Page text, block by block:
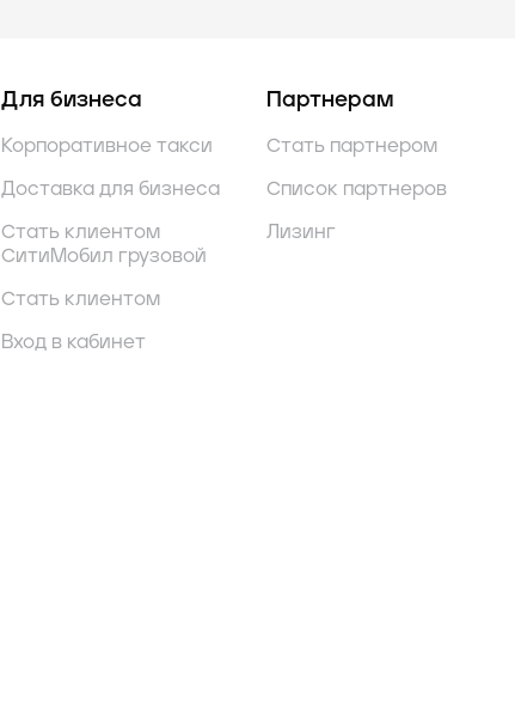
Для бизнеса
Корпоративное такси
Доставка для бизнеса
Стать клиентом
СитиМобил грузовой
Стать клиентом
Вход в кабинет
Партнерам
Стать партнером
Список партнеров
Лизинг